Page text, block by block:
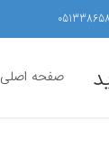
صفحه اصلی